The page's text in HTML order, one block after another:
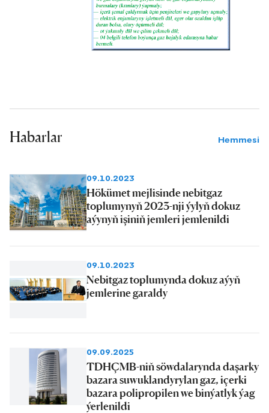
Habarlar Hemmesi
09.10.2023
Hökümet mejlisinde nebitgaz
toplumynyň 2023-nji ýylyň dokuz
aýynyň işiniň jemleri jemlenildi
09.10.2023
Nebitgaz toplumynda dokuz aýyň
jemlerine garaldy
09.09.2025
TDHÇMB-niň söwdalarynda daşarky
bazara suwuklandyrylan gaz, içerki
bazara polipropilen we binýatlyk ýag
ýerlenildi